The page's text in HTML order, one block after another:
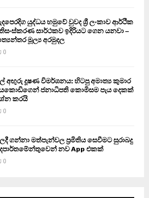
යුද්ධය හමුවේ වුවද ශ්‍රී ලංකාව ආර්ථික
සාර්ථකව ඉදිරියට ගෙන යනවා –
මූල්‍ය අරමුදල
0
අඟුරු දූෂණ විමර්ශනය: හිටපු අමාත්‍ය කුමාර
ජනාධිපති කොමිසම පැය දෙකක්
කරයි
0
ගන්නා මත්පැන්වල ප්‍රමිතිය සෙවීමට සුරාබදු
නව App එකක්
0